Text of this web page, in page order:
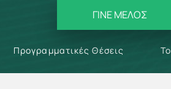
ΓΙΝΕ ΜΕΛΟΣ
Προγραμματικές Θέσεις